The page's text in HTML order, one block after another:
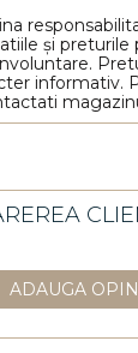
și preturile
informativ.
ADAUGA